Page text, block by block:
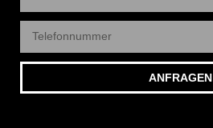
ANFRAGEN